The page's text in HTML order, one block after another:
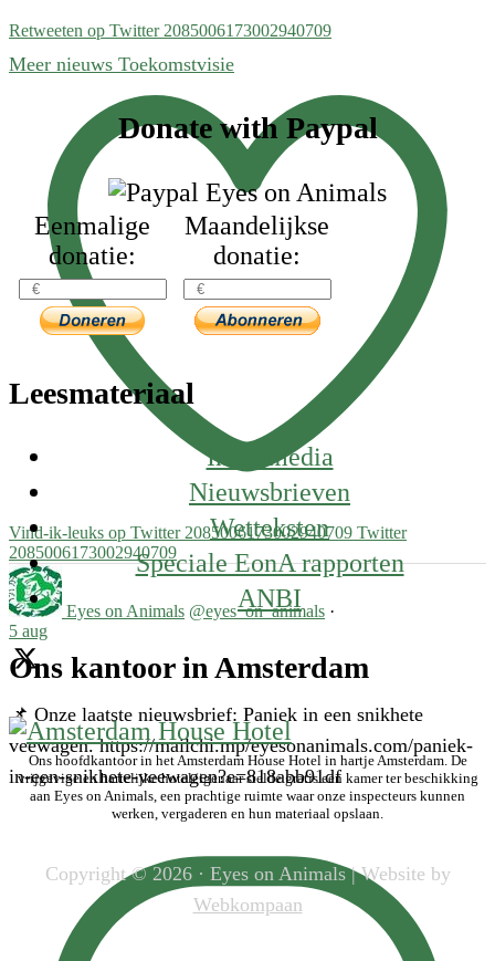
Retweeten op Twitter 2085006173002940709
Vind-ik-leuks op Twitter 2085006173002940709 Twitter
2085006173002940709
Eyes on Animals @eyes_on_animals ·
5 aug
📌 Onze laatste nieuwsbrief: Paniek in een snikhete
veewagen. https://mailchi.mp/eyesonanimals.com/paniek-
in-een-snikhete-veewagen?e=818abb91df
Meer nieuws Toekomstvisie
FooterDonate with Paypal
Eenmalige
donatie:
Maandelijkse
donatie:
Leesmateriaal
In de media
Nieuwsbrieven
Wetteksten
Speciale EonA rapporten
ANBI
Ons kantoor in Amsterdam
Ons hoofdkantoor in het Amsterdam House Hotel in hartje Amsterdam. De
vrijgevige en hartelijke hoteleigenaar stelde gratis een kamer ter beschikking
aan Eyes on Animals, een prachtige ruimte waar onze inspecteurs kunnen
werken, vergaderen en hun materiaal opslaan.
Copyright © 2026 · Eyes on Animals | Website by
Webkompaan